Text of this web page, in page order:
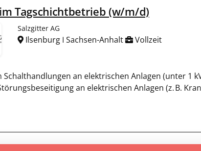
Tagschichtbetrieb (w/m/d)
Salzgitter AG
Ilsenburg ǀ Sachsen-Anhalt Vollzeit
an elektrischen Anlagen (unter 1
an elektrischen Anlagen (z. B.